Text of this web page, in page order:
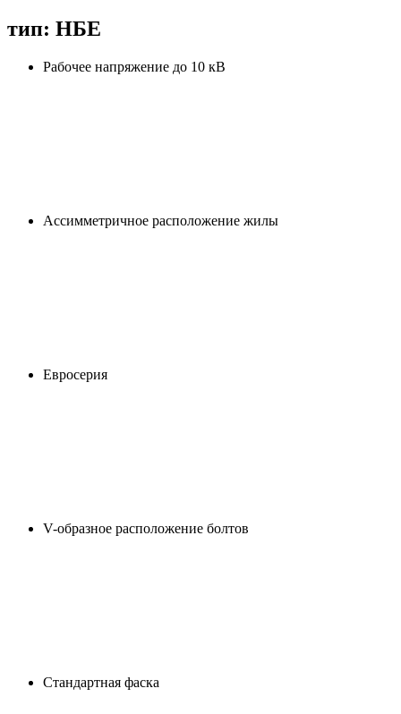
тип: НБЕ
Рабочее напряжение до 10 кВ
Ассимметричное расположение жилы
Евросерия
V-образное расположение болтов
Стандартная фаска